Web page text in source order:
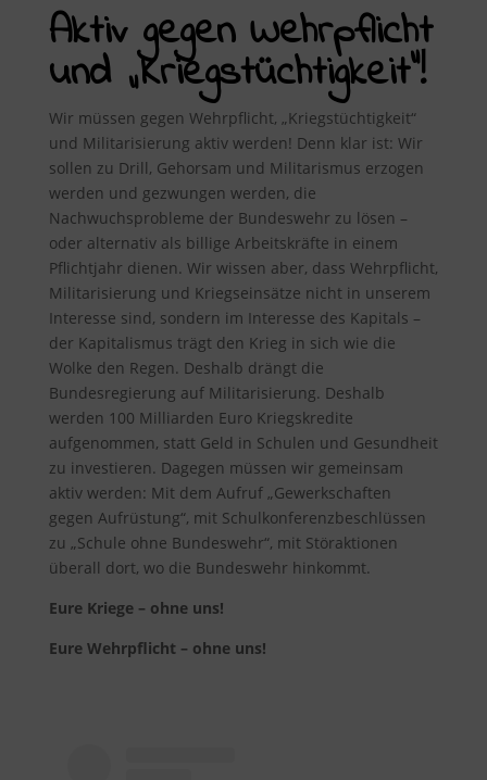
Aktiv gegen Wehrpflicht
und „Kriegstüchtigkeit“!
Wir müssen gegen Wehrpflicht, „Kriegstüchtigkeit“
und Militarisierung aktiv werden! Denn klar ist: Wir
sollen zu Drill, Gehorsam und Militarismus erzogen
werden und gezwungen werden, die
Nachwuchsprobleme der Bundeswehr zu lösen –
oder alternativ als billige Arbeitskräfte in einem
Pflichtjahr dienen. Wir wissen aber, dass Wehrpflicht,
Militarisierung und Kriegseinsätze nicht in unserem
Interesse sind, sondern im Interesse des Kapitals –
der Kapitalismus trägt den Krieg in sich wie die
Wolke den Regen. Deshalb drängt die
Bundesregierung auf Militarisierung. Deshalb
werden 100 Milliarden Euro Kriegskredite
aufgenommen, statt Geld in Schulen und Gesundheit
zu investieren. Dagegen müssen wir gemeinsam
aktiv werden: Mit dem Aufruf „Gewerkschaften
gegen Aufrüstung“, mit Schulkonferenzbeschlüssen
zu „Schule ohne Bundeswehr“, mit Störaktionen
überall dort, wo die Bundeswehr hinkommt.
Eure Kriege – ohne uns!
Eure Wehrpflicht – ohne uns!